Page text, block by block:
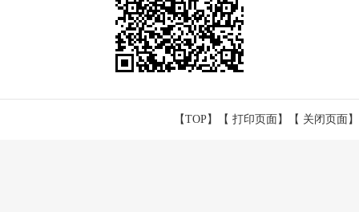
【TOP】 【 打印页面】【 关闭页面】